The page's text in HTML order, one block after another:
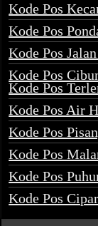
Kode Pos
Kode Pos
Kode Pos
Kode Pos
Kode Pos
Kode Pos Air
Kode Pos
Kode Pos
Kode Pos
Kode Pos